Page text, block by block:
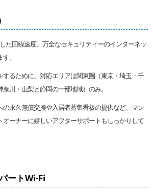
た回線速度、万全なセキュリティーのインターネッ
。
るために、対応エリアは関東圏（東京・埼玉・千
川・山梨と静岡の一部地域）のみ。
永久無償交換や入居者募集看板の提供など、マン
オーナーに嬉しいアフターサポートもしっかりして
ートWi-Fi